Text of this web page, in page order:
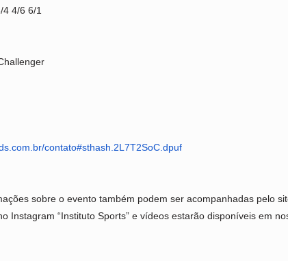
4/6 6/1
contato#sthash.2L7T2SoC.dpuf
sobre o evento também podem ser acompanhadas pelo
Instagram “Instituto Sports” e vídeos estarão disponíveis em